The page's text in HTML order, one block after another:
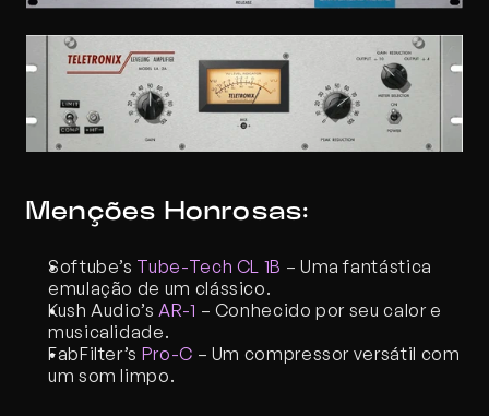
Menções Honrosas:
Softube’s Tube-Tech CL 1B – Uma fantástica
emulação de um clássico.
Kush Audio’s AR-1 – Conhecido por seu calor e
musicalidade.
FabFilter’s Pro-C – Um compressor versátil com
um som limpo.